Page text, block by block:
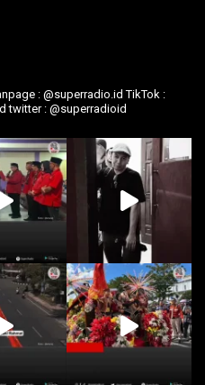
: @superradio.id TikTok :
twitter : @superradioid